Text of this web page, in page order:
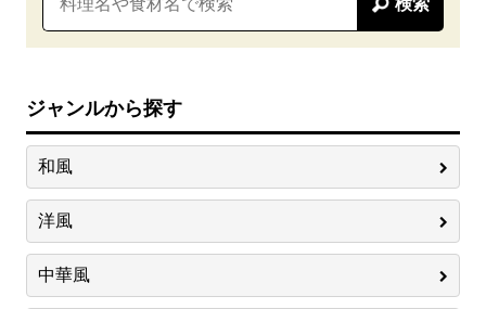
検索
ジャンルから探す
和風
洋風
中華風